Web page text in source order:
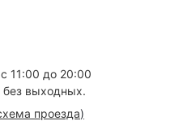
11:00 до 20:00
без выходных.
проезда)